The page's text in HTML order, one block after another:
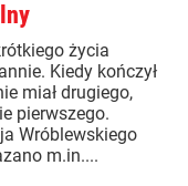
życia
Kiedy kończył
miał drugiego,
pierwszego.
Wróblewskiego
m.in....